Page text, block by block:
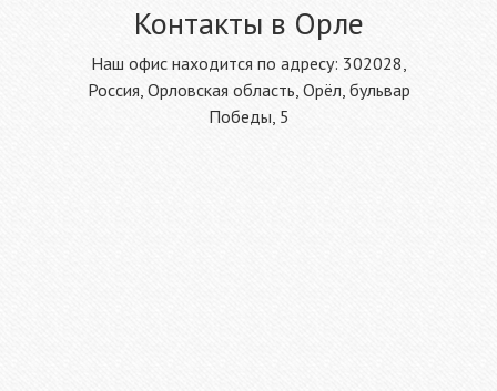
Контакты в Орле
Наш офис находится по адресу: 302028,
Россия, Орловская область, Орёл, бульвар
Победы, 5